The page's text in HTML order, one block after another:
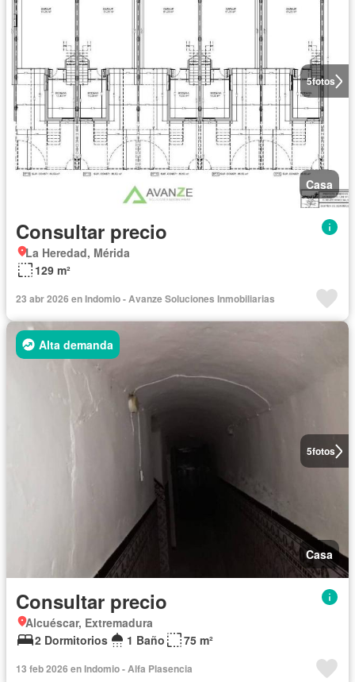
5fotos
Casa
Consultar precio
La Heredad, Mérida
129 m²
23 abr 2026 en Indomio - Avanze Soluciones Inmobiliarias
5fotos
Alta demanda
Casa
Consultar precio
Alcuéscar, Extremadura
2 Dormitorios
1 Baño 75 m²
13 feb 2026 en Indomio - Alfa Plasencia